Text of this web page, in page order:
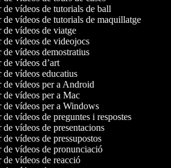
de vídeos de tutorials de ball
de vídeos de tutorials de maquillatge
de vídeos de viatge
de vídeos de videojocs
de vídeos demostratius
de vídeos d’art
de vídeos educatius
de vídeos per a Android
de vídeos per a Mac
de vídeos per a Windows
de vídeos de preguntes i respostes
de vídeos de presentacions
de vídeos de pressupostos
de vídeos de pronunciació
de vídeos de reacció